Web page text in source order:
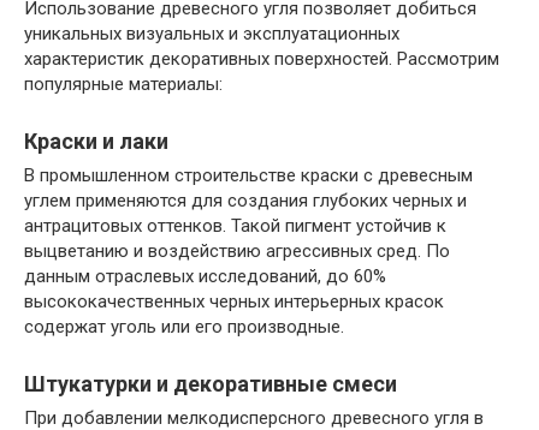
Использование древесного угля позволяет добиться
уникальных визуальных и эксплуатационных
характеристик декоративных поверхностей. Рассмотрим
популярные материалы:
Краски и лаки
В промышленном строительстве краски с древесным
углем применяются для создания глубоких черных и
антрацитовых оттенков. Такой пигмент устойчив к
выцветанию и воздействию агрессивных сред. По
данным отраслевых исследований, до 60%
высококачественных черных интерьерных красок
содержат уголь или его производные.
Штукатурки и декоративные смеси
При добавлении мелкодисперсного древесного угля в